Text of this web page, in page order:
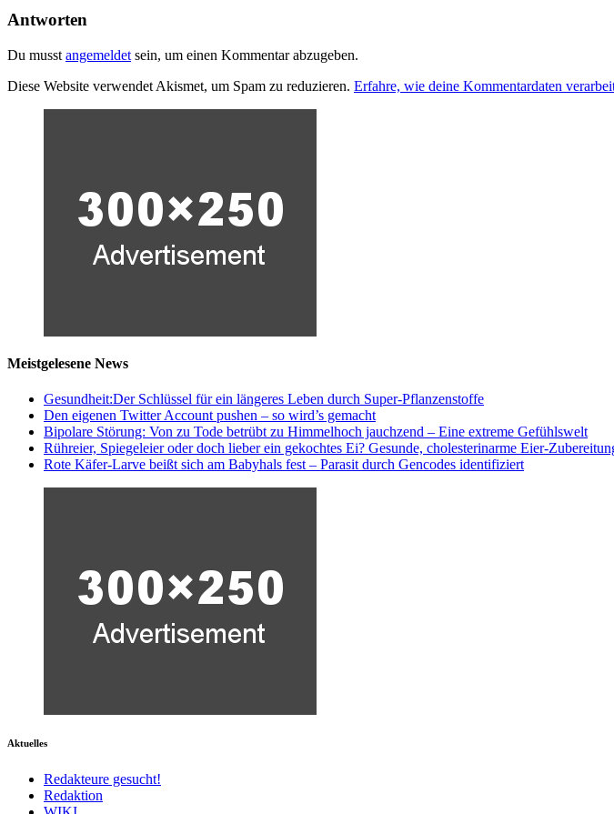
Antworten
Du musst angemeldet sein, um einen Kommentar abzugeben.
Diese Website verwendet Akismet, um Spam zu reduzieren. Erfahre, wie deine Kommentardaten
Meistgelesene News
Gesundheit:Der Schlüssel für ein längeres Leben durch Super-Pflanzenstoffe
Den eigenen Twitter Account pushen – so wird’s gemacht
Bipolare Störung: Von zu Tode betrübt zu Himmelhoch jauchzend – Eine extreme Gefühlswelt
Rühreier, Spiegeleier oder doch lieber ein gekochtes Ei? Gesunde, cholesterinarme Eier-
Rote Käfer-Larve beißt sich am Babyhals fest – Parasit durch Gencodes identifiziert
Aktuelles
Redakteure gesucht!
Redaktion